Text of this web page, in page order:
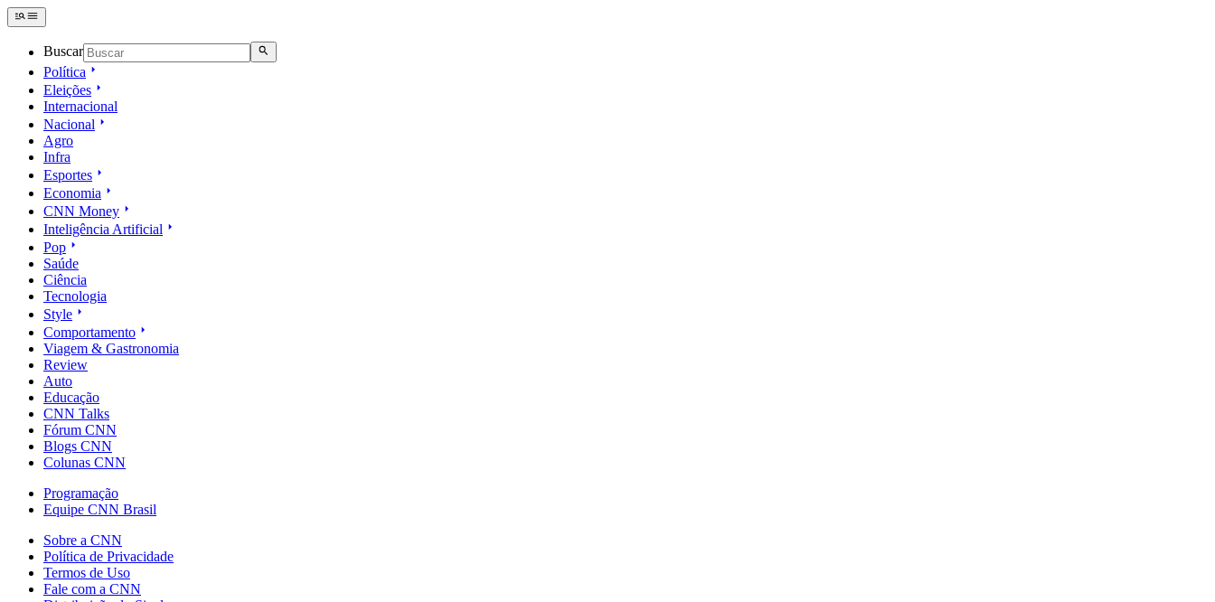
Buscar
Política
Eleições
Internacional
Nacional
Agro
Infra
Esportes
Economia
CNN Money
Inteligência Artificial
Pop
Saúde
Ciência
Tecnologia
Style
Comportamento
Viagem & Gastronomia
Review
Auto
Educação
CNN Talks
Fórum CNN
Blogs CNN
Colunas CNN
Programação
Equipe CNN Brasil
Sobre a CNN
Política de Privacidade
Termos de Uso
Fale com a CNN